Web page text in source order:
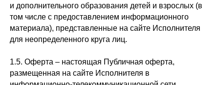
и дополнительного образования детей и взрослых (в
том числе с предоставлением информационного
материала), представленные на сайте Исполнителя
для неопределенного круга лиц.
1.5. Оферта – настоящая Публичная оферта,
размещенная на сайте Исполнителя в